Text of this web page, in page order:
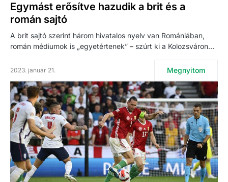
Egymást erősítve hazudik a brit és a
román sajtó
A brit sajtó szerint három hivatalos nyelv van Romániában,
román médiumok is „egyetértenek” – szúrt ki a Kolozsváron…
2023. január 21. Megnyitom